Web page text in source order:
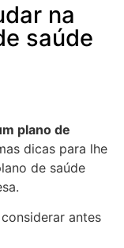
na
saúde
plano de
dicas para lhe
de saúde
antes